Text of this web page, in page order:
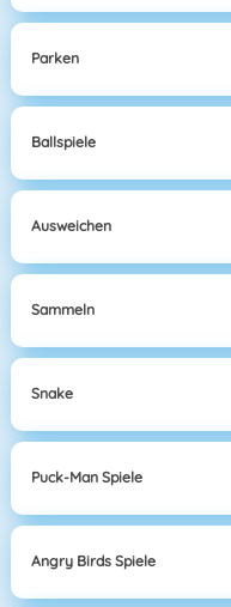
Parken
Ballspiele
Ausweichen
Sammeln
Snake
Puck-Man Spiele
Angry Birds Spiele